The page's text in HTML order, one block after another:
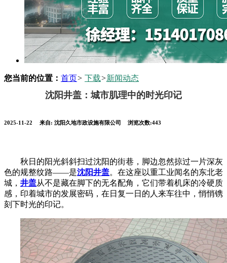
您当前的位置： 首页> 下载>新闻动态
沈阳井盖：城市肌理中的时光印记
2025-11-22 来自: 沈阳久地市政设施有限公司 浏览次数:443
秋日的阳光斜斜扫过沈阳的街巷，脚边忽然掠过一片深灰
色的规整纹路——是沈阳井盖。在这座以重工业闻名的东北老
城， 井盖从不是藏在脚下的无名配角，它们带着机床的冷硬质
感，印着城市的发展密码，在日复一日的人来车往中，悄悄镌
刻下时光的印记。